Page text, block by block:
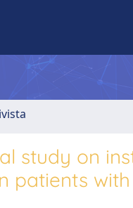
study on
with